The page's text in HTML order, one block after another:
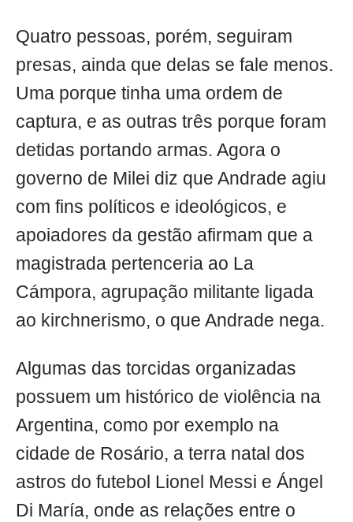
Quatro pessoas, porém, seguiram
presas, ainda que delas se fale menos.
Uma porque tinha uma ordem de
captura, e as outras três porque foram
detidas portando armas. Agora o
governo de Milei diz que Andrade agiu
com fins políticos e ideológicos, e
apoiadores da gestão afirmam que a
magistrada pertenceria ao La
Cámpora, agrupação militante ligada
ao kirchnerismo, o que Andrade nega.
Algumas das torcidas organizadas
possuem um histórico de violência na
Argentina, como por exemplo na
cidade de Rosário, a terra natal dos
astros do futebol Lionel Messi e Ángel
Di María, onde as relações entre o